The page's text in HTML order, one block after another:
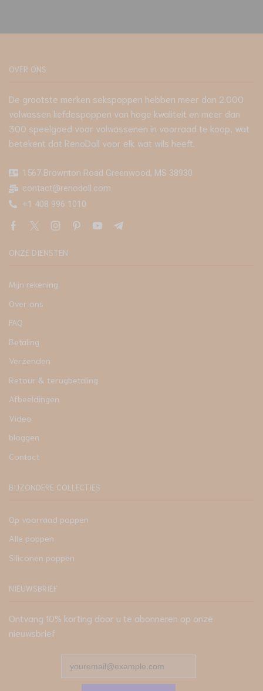
OVER ONS
De grootste merken sekspoppen hebben meer dan 2.000
volwassen liefdespoppen van hoge kwaliteit en meer dan
300 speelgoed voor volwassenen in voorraad te koop, wat
betekent dat RenoDoll voor elk wat wils heeft.
1567 Brownton Road Greenwood, MS 38930
contact@renodoll.com
+1 408 996 1010
ONZE DIENSTEN
Mijn rekening
Over ons
FAQ
Betaling
Verzenden
Retour & terugbetaling
Afbeeldingen
Video
bloggen
Contact
BIJZONDERE COLLECTIES
Op voorraad poppen
Alle poppen
Siliconen poppen
NIEUWSBRIEF
Ontvang 10% korting door u te abonneren op onze
nieuwsbrief